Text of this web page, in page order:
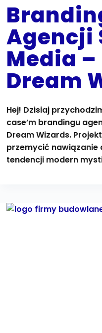
Agencji
Media –
Dream
Hej! Dzisiaj
case’m brandingu
Dream Wizards.
przemycić
tendencji modern